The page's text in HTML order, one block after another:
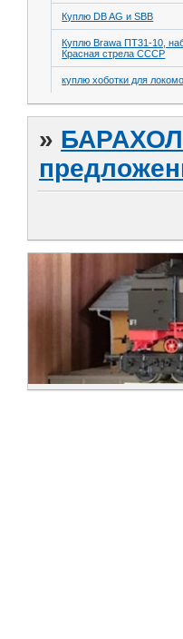
Куплю DB AG и SBB
Куплю Brawa ПТ31-10,
Красная стрела СССР
куплю хоботки для
»